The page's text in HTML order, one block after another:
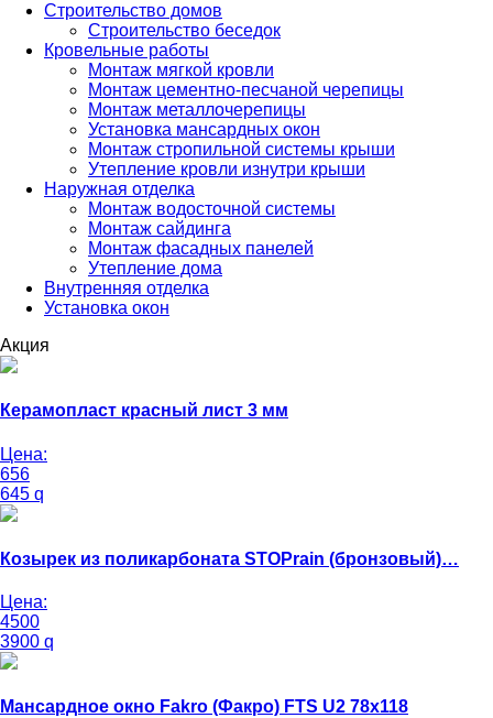
Строительство домов
Строительство беседок
Кровельные работы
Монтаж мягкой кровли
Монтаж цементно-песчаной черепицы
Монтаж металлочерепицы
Установка мансардных окон
Монтаж стропильной системы крыши
Утепление кровли изнутри крыши
Наружная отделка
Монтаж водосточной системы
Монтаж сайдинга
Монтаж фасадных панелей
Утепление дома
Внутренняя отделка
Установка окон
Акция
Керамопласт красный лист 3 мм
Цена:
656
645 q
Козырек из поликарбоната STOPrain (бронзовый)…
Цена:
4500
3900 q
Мансардное окно Fakro (Факро) FTS U2 78х118